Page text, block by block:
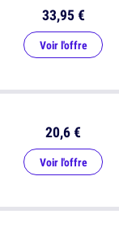
20,6 €
Voir l'offre
33,95 €
Voir l'offre